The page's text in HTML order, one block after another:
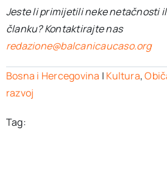
Jeste li primijetili neke netačnosti
članku? Kontaktirajte nas
redazione@balcanicaucaso.org
Bosna i Hercegovina | Kultura,
razvoj
Tag: